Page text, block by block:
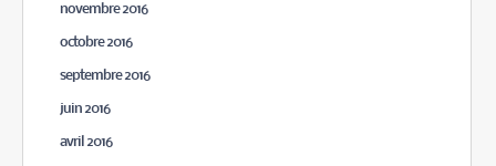
novembre 2016
octobre 2016
septembre 2016
juin 2016
avril 2016